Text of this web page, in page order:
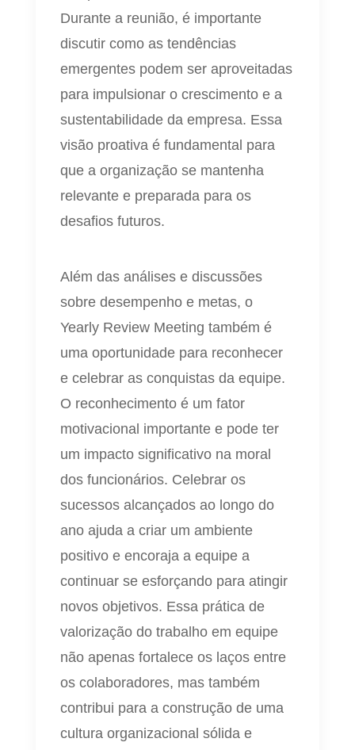
Durante a reunião, é importante
discutir como as tendências
emergentes podem ser aproveitadas
para impulsionar o crescimento e a
sustentabilidade da empresa. Essa
visão proativa é fundamental para
que a organização se mantenha
relevante e preparada para os
desafios futuros.
Além das análises e discussões
sobre desempenho e metas, o
Yearly Review Meeting também é
uma oportunidade para reconhecer
e celebrar as conquistas da equipe.
O reconhecimento é um fator
motivacional importante e pode ter
um impacto significativo na moral
dos funcionários. Celebrar os
sucessos alcançados ao longo do
ano ajuda a criar um ambiente
positivo e encoraja a equipe a
continuar se esforçando para atingir
novos objetivos. Essa prática de
valorização do trabalho em equipe
não apenas fortalece os laços entre
os colaboradores, mas também
contribui para a construção de uma
cultura organizacional sólida e